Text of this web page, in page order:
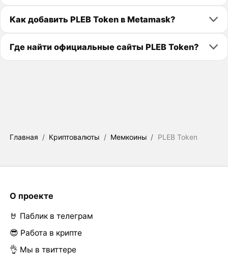
Как добавить PLEB Token в Metamask?
Где найти официальные сайты PLEB Token?
Главная / Криптовалюты / Мемкоины / PLEB Token
О проекте
🤘 Паблик в телеграм
😎 Работа в крипте
👌 Мы в твиттере